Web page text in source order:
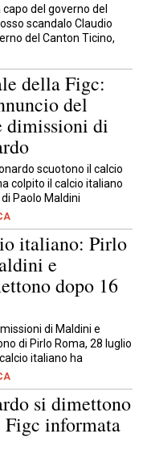
del governo del
scandalo Claudio
del Canton Ticino,
della Figc:
del
dimissioni di
scuotono il calcio
colpito il calcio italiano
Paolo Maldini
italiano: Pirlo
e
dopo 16
di Maldini e
di Pirlo Roma, 28 luglio
italiano ha
si dimettono
informata